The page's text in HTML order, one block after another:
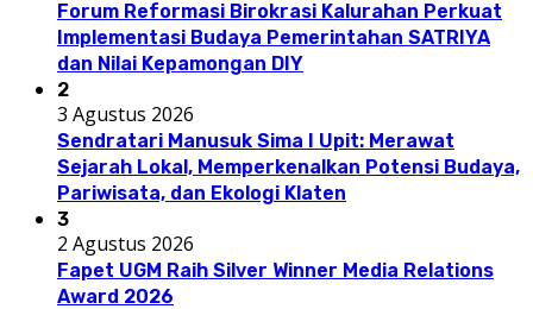
Forum Reformasi Birokrasi Kalurahan Perkuat
Implementasi Budaya Pemerintahan SATRIYA
dan Nilai Kepamongan DIY
2
3 Agustus 2026
Sendratari Manusuk Sima I Upit: Merawat
Sejarah Lokal, Memperkenalkan Potensi Budaya,
Pariwisata, dan Ekologi Klaten
3
2 Agustus 2026
Fapet UGM Raih Silver Winner Media Relations
Award 2026